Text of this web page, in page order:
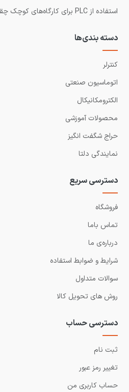
استفاده از PLC برای کارگاه‌های کوچک چقدر هزینه داره؟
دسته بندی‌ها
کنترلر
اتوماسیون صنعتی
الکترومکانیکال
محصولات آموزشی
حراج شگفت انگیز
نمایندگی دلتا
دسترسی سریع
فروشگاه
تماس باما
درباره‌ی ما
شرایط و ضوابط استفاده
سوالات متداول
روش های تحویل کالا
دسترسی حساب
ثبت نام
تغییر رمز عبور
حساب کاربری من